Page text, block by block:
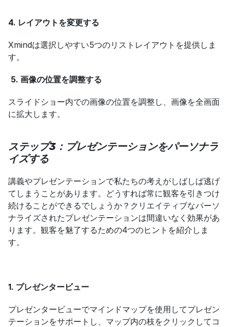
4. レイアウトを変更する
Xmindは選択しやすい5つのリストレイアウトを提供しま
す。
5. 画像の位置を調整する
スライドショー内での画像の位置を調整し、画像を全画面
に拡大します。
ステップ3：プレゼンテーションをパーソナラ
イズする
講義やプレゼンテーションで私たちの考えがしばしば逃げ
てしまうことがあります。どうすれば常に観客を引きつけ
続けることができるでしょうか？クリエイティブなパーソ
ナライズされたプレゼンテーションは間違いなく効果があ
ります。観客を魅了するための4つのヒントを紹介しま
す。
1. プレゼンタービュー
プレゼンタービューでマインドマップを使用してプレゼン
テーションをサポートし、マップ内の枝をクリックしてコ